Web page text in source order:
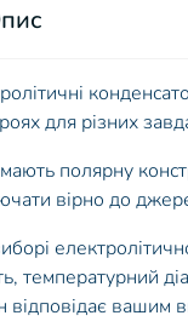
для різних
полярну
вірно до
температурний
відповідає вашим